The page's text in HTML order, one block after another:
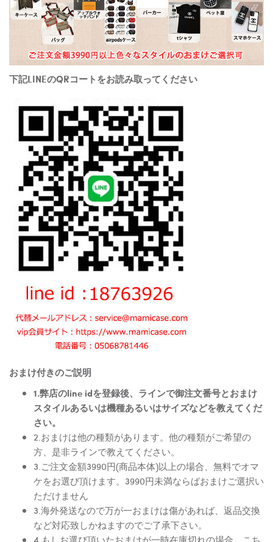
下記LINEのQRコートをお読み取ってください
おまけ付きのご説明
1.弊店のline idを登録後、ラインで御注文番号とおまけ
スタイルあるいは機種あるいはサイズなどを教えてくだ
さい。
2.おまけは他の種類があります。他の種類がご希望の
方、是非ラインで教えてください。
3.ご注文金額3990円(商品本体)以上の場合、無料でオマ
ケをお選び頂けます。3990円未満ならばおまけご選択い
ただけません
3.海外発送なので万が一おまけは傷があれば、返品交換
など対応致しかねますのでご了承下さい。